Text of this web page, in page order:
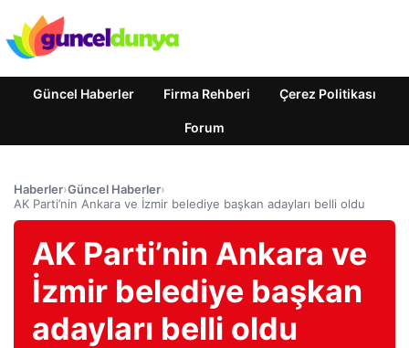
Güncel Haberler Firma Rehberi Çerez Politikası
Forum
Haberler›Güncel Haberler›
AK Parti’nin Ankara ve İzmir belediye başkan adayları belli oldu
AK Parti’nin Ankara ve
İzmir belediye başkan
adayları belli oldu